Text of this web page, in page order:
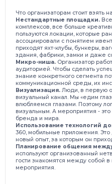
Что организаторам стоит взять
Нестандартные площадки.
комплексов, все больше
пользуются локации, которые
ассоциировали с понятием
приходят яхт-клубы, бункеры,
здания, фабрики, замки и даже
Микро-ниша. Организатор
аудиторией. Чтобы сделать
знание конкретного сегмента
коммуникационной среды, их
Визуализация. Люди, в первую
визуальный канал. Мы «едим
влюбляемся глазами. Поэтому
визуальным. А мероприятия -
бренда и мира.
Использование технологий
360, мобильные приложения. Это
новый опыт, за которым он
Планирование общения
используют организованный
гости знакомятся между собой
мероприятия.